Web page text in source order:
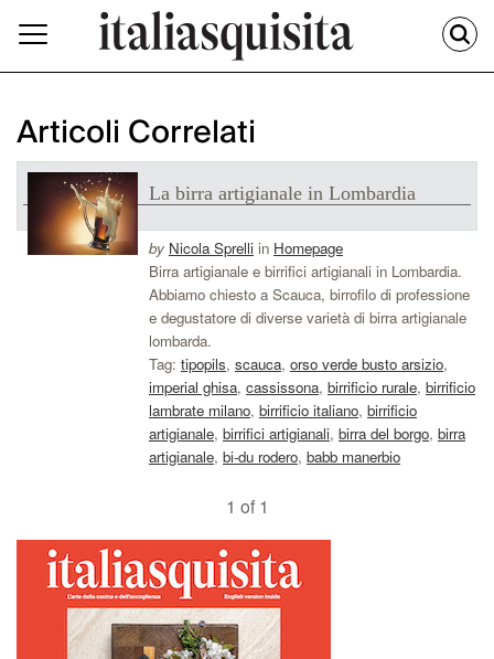
Articoli Correlati
La birra artigianale in Lombardia
by Nicola Sprelli in Homepage
Birra artigianale e birrifici artigianali in Lombardia.
Abbiamo chiesto a Scauca, birrofilo di professione
e degustatore di diverse varietà di birra artigianale
lombarda.
Tag: tipopils, scauca, orso verde busto arsizio,
imperial ghisa, cassissona, birrificio rurale, birrificio
lambrate milano, birrificio italiano, birrificio
artigianale, birrifici artigianali, birra del borgo, birra
artigianale, bi-du rodero, babb manerbio
1 of 1